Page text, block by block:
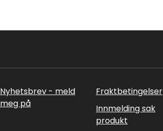
Nyhetsbrev - meld
meg på
Fraktbetingelser
Innmelding sak
produkt